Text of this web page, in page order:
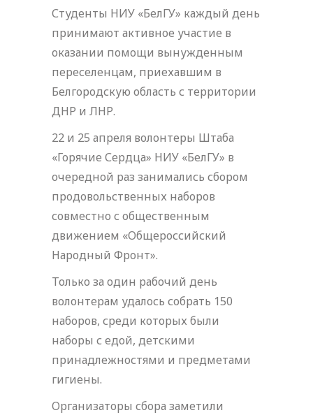
Студенты НИУ «БелГУ» каждый день
принимают активное участие в
оказании помощи вынужденным
переселенцам, приехавшим в
Белгородскую область с территории
ДНР и ЛНР.
22 и 25 апреля волонтеры Штаба
«Горячие Сердца» НИУ «БелГУ» в
очередной раз занимались сбором
продовольственных наборов
совместно с общественным
движением «Общероссийский
Народный Фронт».
Только за один рабочий день
волонтерам удалось собрать 150
наборов, среди которых были
наборы с едой, детскими
принадлежностями и предметами
гигиены.
Организаторы сбора заметили